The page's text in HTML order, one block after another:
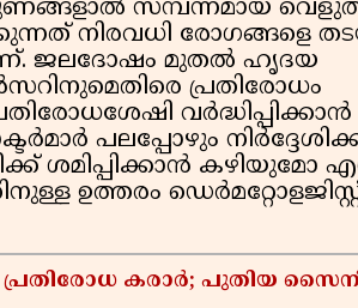
സമ്പന്നമായ
നിരവധി രോഗങ്ങളെ
ജലദോഷം മുതൽ ഹൃദയ
പ്രതിരോധം
പലപ്പോഴും
ശമിപ്പിക്കാൻ കഴിയുമോ
ഉത്തരം
പ്രതിരോധ കരാർ; പുതിയ